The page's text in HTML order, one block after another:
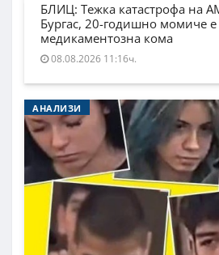
БЛИЦ: Тежка катастрофа на
Бургас, 20-годишно момиче е
медикаментозна кома
08.08.2026 11:16ч.
АНАЛИЗИ